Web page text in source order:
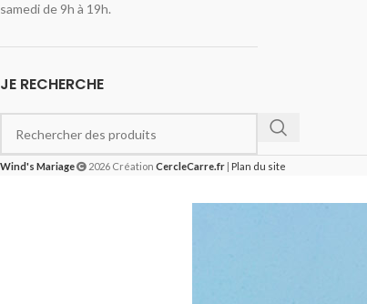
samedi de 9h à 19h.
JE RECHERCHE
Wind's Mariage 2026 Création CercleCarre.fr | Plan du site